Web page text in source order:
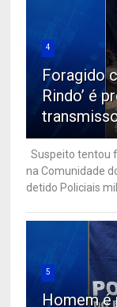
4
Foragido
Rindo’ é
Suspeito tentou
na Comunidade
detido Policiais
5
Homem é